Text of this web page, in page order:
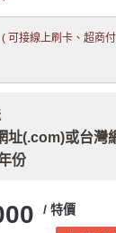
( 可接線上刷卡、超商
址(.com)或台灣
份
/ 特價